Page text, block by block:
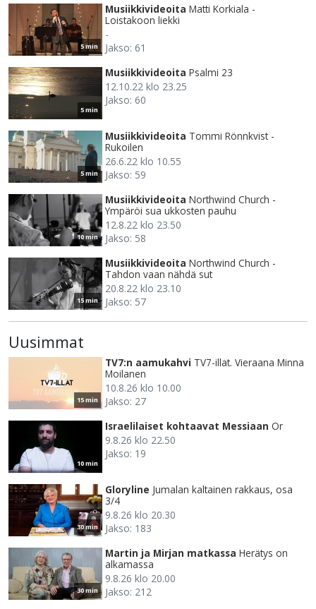
5 min
Musiikkivideoita Matti Korkiala -
Loistakoon liekki
-
Jakso: 61
5 min
Musiikkivideoita Psalmi 23
12.10.22 klo 23.25
Jakso: 60
5 min
Musiikkivideoita Tommi Rönnkvist -
Rukoilen
26.6.22 klo 10.55
Jakso: 59
10 min
Musiikkivideoita Northwind Church -
Ympäröi sua ukkosten pauhu
12.8.22 klo 23.50
Jakso: 58
15 min
Musiikkivideoita Northwind Church -
Tahdon vaan nähdä sut
20.8.22 klo 23.10
Jakso: 57
Uusimmat
15 min
TV7:n aamukahvi TV7-illat. Vieraana Minna
Moilanen
10.8.26 klo 10.00
Jakso: 27
10 min
Israelilaiset kohtaavat Messiaan Or
9.8.26 klo 22.50
Jakso: 19
30 min
Gloryline Jumalan kaltainen rakkaus, osa
3/4
9.8.26 klo 20.30
Jakso: 183
30 min
Martin ja Mirjan matkassa Herätys on
alkamassa
9.8.26 klo 20.00
Jakso: 212